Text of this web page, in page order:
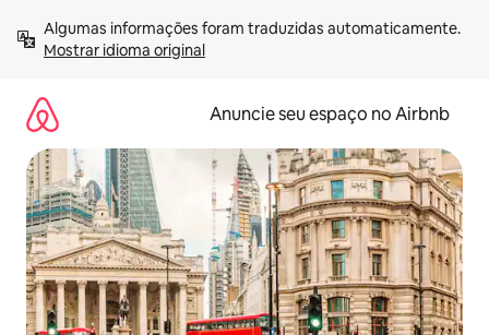
para
Mostrar idioma original
Anuncie seu espaço no Airbnb